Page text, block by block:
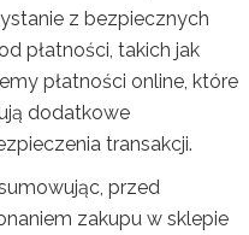
z bezpiecznych
płatności, takich jak
płatności online, które
dodatkowe
transakcji.
przed
zakupu w sklepie